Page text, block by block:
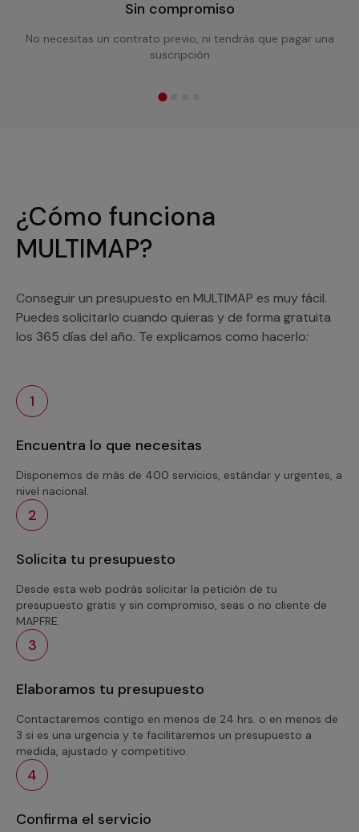
Sin compromiso
No necesitas un contrato previo, ni tendrás que pagar una
suscripción
¿Cómo funciona
MULTIMAP?
Conseguir un presupuesto en MULTIMAP es muy fácil.
Puedes solicitarlo cuando quieras y de forma gratuita
los 365 días del año. Te explicamos como hacerlo:
1
Encuentra lo que necesitas
Disponemos de más de 400 servicios, estándar y urgentes, a
nivel nacional.
2
Solicita tu presupuesto
Desde esta web podrás solicitar la petición de tu
presupuesto gratis y sin compromiso, seas o no cliente de
MAPFRE.
3
Elaboramos tu presupuesto
Contactaremos contigo en menos de 24 hrs. o en menos de
3 si es una urgencia y te facilitaremos un presupuesto a
medida, ajustado y competitivo.
4
Confirma el servicio